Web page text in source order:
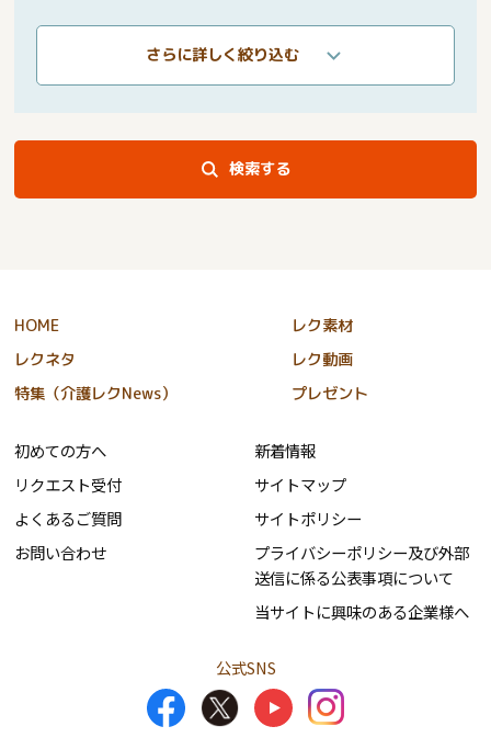
さらに詳しく絞り込む
検索する
HOME
レク素材
レクネタ
レク動画
特集（介護レクNews）
プレゼント
初めての方へ
リクエスト受付
よくあるご質問
お問い合わせ
新着情報
サイトマップ
サイトポリシー
プライバシーポリシー及び外部
送信に係る公表事項について
当サイトに興味のある企業様へ
公式SNS